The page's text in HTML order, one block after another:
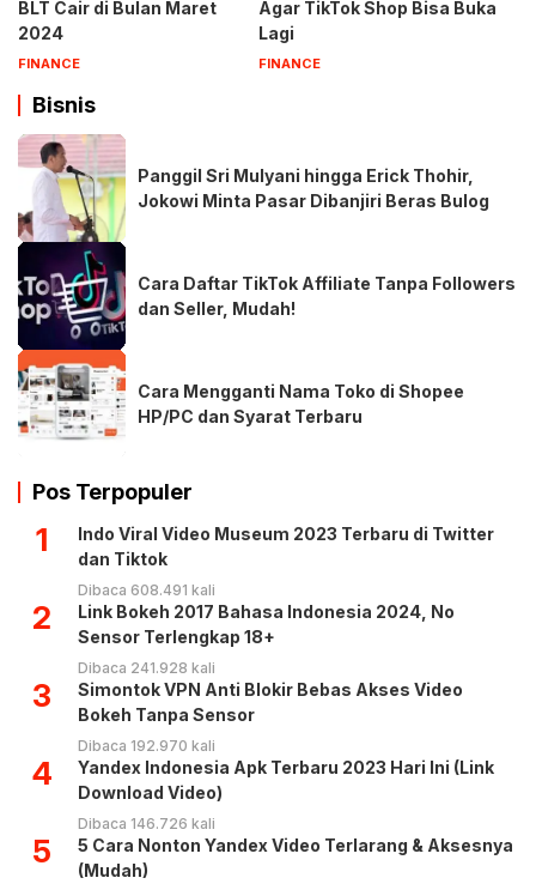
BLT Cair di Bulan Maret
2024
FINANCE
Agar TikTok Shop Bisa Buka
Lagi
FINANCE
Bisnis
Panggil Sri Mulyani hingga Erick Thohir,
Jokowi Minta Pasar Dibanjiri Beras Bulog
Cara Daftar TikTok Affiliate Tanpa Followers
dan Seller, Mudah!
Cara Mengganti Nama Toko di Shopee
HP/PC dan Syarat Terbaru
Pos Terpopuler
1
Indo Viral Video Museum 2023 Terbaru di Twitter
dan Tiktok
Dibaca 608.491 kali
2
Link Bokeh 2017 Bahasa Indonesia 2024, No
Sensor Terlengkap 18+
Dibaca 241.928 kali
3
Simontok VPN Anti Blokir Bebas Akses Video
Bokeh Tanpa Sensor
Dibaca 192.970 kali
4
Yandex Indonesia Apk Terbaru 2023 Hari Ini (Link
Download Video)
Dibaca 146.726 kali
5
5 Cara Nonton Yandex Video Terlarang & Aksesnya
(Mudah)